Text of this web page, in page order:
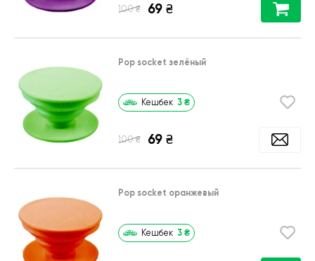
100 ₴ 69 ₴
Pop socket зелёный
Кешбек 3 ₴
100 ₴ 69 ₴
Pop socket оранжевый
Кешбек 3 ₴